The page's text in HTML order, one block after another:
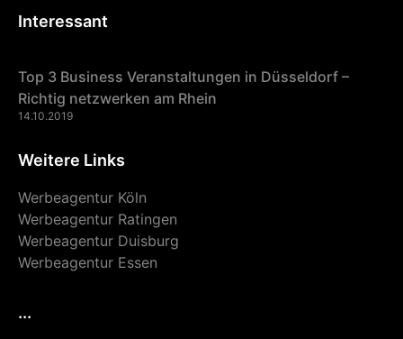
Interessant
Top 3 Business Veranstaltungen in Düsseldorf –
Richtig netzwerken am Rhein
14.10.2019
Weitere Links
Werbeagentur Köln
Werbeagentur Ratingen
Werbeagentur Duisburg
Werbeagentur Essen
...